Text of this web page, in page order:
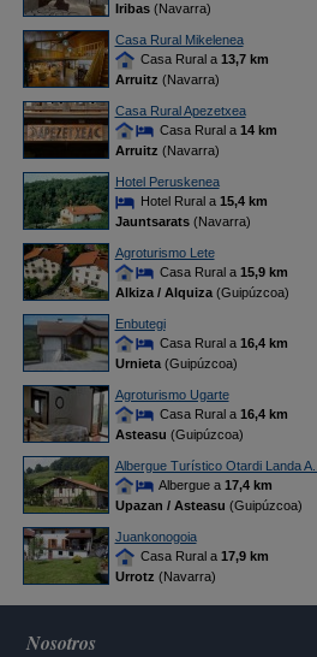
Iribas(Navarra)
Casa Rural Mikelenea
Casa Rural a 13,7 km
Arruitz (Navarra)
Casa Rural Apezetxea
Casa Rural a 14 km
Arruitz (Navarra)
Hotel Peruskenea
Hotel Rural a 15,4 km
Jauntsarats(Navarra)
Agroturismo Lete
Casa Rural a 15,9 km
Alkiza / Alquiza(Guipúzcoa)
Enbutegi
Casa Rural a 16,4 km
Urnieta(Guipúzcoa)
Agroturismo Ugarte
Casa Rural a 16,4 km
Asteasu (Guipúzcoa)
Albergue Turístico Otardi Landa A...
Albergue a 17,4 km
Upazan / Asteasu (Guipúzcoa)
Juankonogoia
Casa Rural a 17,9 km
Urrotz (Navarra)
Nosotros